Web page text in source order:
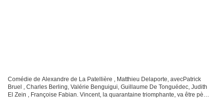
Comédie de Alexandre de La Patellière , Matthieu Delaporte, avecPatrick
Bruel , Charles Berling, Valérie Benguigui, Guillaume De Tonguédec, Judith
El Zein , Françoise Fabian. Vincent, la quarantaine triomphante, va être père